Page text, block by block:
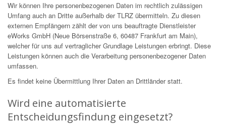
Wir können Ihre personenbezogenen Daten im rechtlich zulässigen
Umfang auch an Dritte außerhalb der TLRZ übermitteln. Zu diesen
externen Empfängern zählt der von uns beauftragte Dienstleister
eWorks GmbH (Neue Börsenstraße 6, 60487 Frankfurt am Main),
welcher für uns auf vertraglicher Grundlage Leistungen erbringt. Diese
Leistungen können auch die Verarbeitung personenbezogener Daten
umfassen.
Es findet keine Übermittlung Ihrer Daten an Drittländer statt.
Wird eine automatisierte
Entscheidungsfindung eingesetzt?